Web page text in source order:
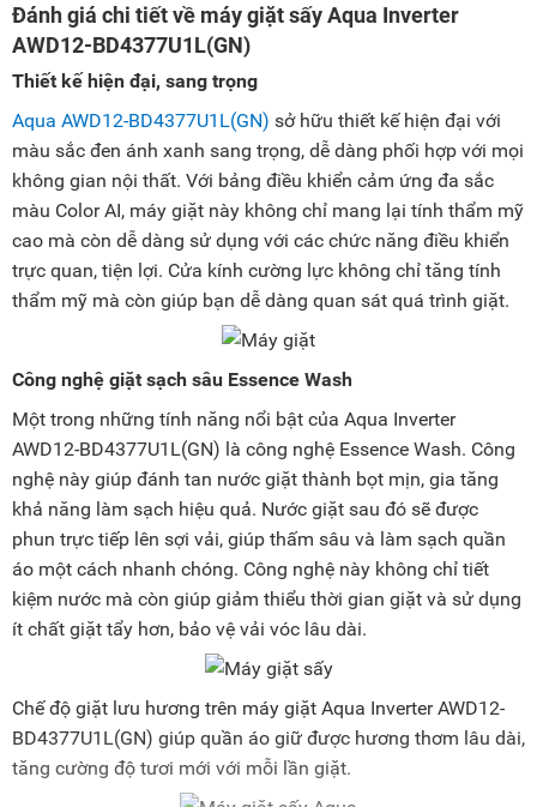
Đánh giá chi tiết về máy giặt sấy Aqua Inverter
AWD12-BD4377U1L(GN)
Thiết kế hiện đại, sang trọng
Aqua AWD12-BD4377U1L(GN) sở hữu thiết kế hiện đại với
màu sắc đen ánh xanh sang trọng, dễ dàng phối hợp với mọi
không gian nội thất. Với bảng điều khiển cảm ứng đa sắc
màu Color AI, máy giặt này không chỉ mang lại tính thẩm mỹ
cao mà còn dễ dàng sử dụng với các chức năng điều khiển
trực quan, tiện lợi. Cửa kính cường lực không chỉ tăng tính
thẩm mỹ mà còn giúp bạn dễ dàng quan sát quá trình giặt.
Công nghệ giặt sạch sâu Essence Wash
Một trong những tính năng nổi bật của Aqua Inverter
AWD12-BD4377U1L(GN) là công nghệ Essence Wash. Công
nghệ này giúp đánh tan nước giặt thành bọt mịn, gia tăng
khả năng làm sạch hiệu quả. Nước giặt sau đó sẽ được
phun trực tiếp lên sợi vải, giúp thấm sâu và làm sạch quần
áo một cách nhanh chóng. Công nghệ này không chỉ tiết
kiệm nước mà còn giúp giảm thiểu thời gian giặt và sử dụng
ít chất giặt tẩy hơn, bảo vệ vải vóc lâu dài.
Chế độ giặt lưu hương trên máy giặt Aqua Inverter AWD12-
BD4377U1L(GN) giúp quần áo giữ được hương thơm lâu dài,
tăng cường độ tươi mới với mỗi lần giặt.